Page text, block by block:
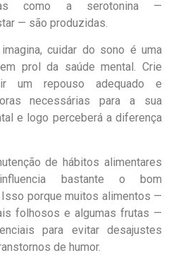
como a serotonina —
— são produzidas.
cuidar do sono é uma
prol da saúde mental. Crie
um repouso adequado e
necessárias para a sua
e logo perceberá a diferença
de hábitos alimentares
bastante o bom
porque muitos alimentos —
folhosos e algumas frutas —
para evitar desajustes
de humor.